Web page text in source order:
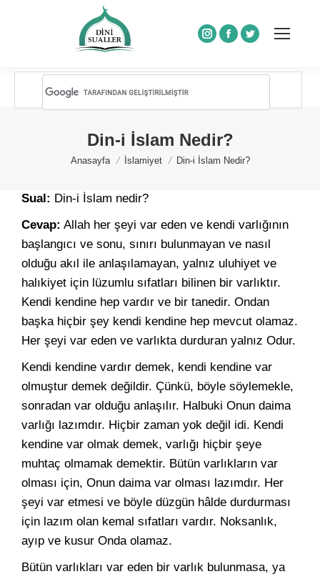
Instagram
Facebook
Twitter
Din-i İslam Nedir?
You are here:
Anasayfa İslamiyet Din-i İslam Nedir?
Sual: Din-i İslam nedir?
Cevap: Allah her şeyi var eden ve kendi varlığının
başlangıcı ve sonu, sınırı bulunmayan ve nasıl
olduğu akıl ile anlaşılamayan, yalnız uluhiyet ve
halıkiyet için lüzumlu sıfatları bilinen bir varlıktır.
Kendi kendine hep vardır ve bir tanedir. Ondan
başka hiçbir şey kendi kendine hep mevcut olamaz.
Her şeyi var eden ve varlıkta durduran yalnız Odur.
Kendi kendine vardır demek, kendi kendine var
olmuştur demek değildir. Çünkü, böyle söylemekle,
sonradan var olduğu anlaşılır. Halbuki Onun daima
varlığı lazımdır. Hiçbir zaman yok değil idi. Kendi
kendine var olmak demek, varlığı hiçbir şeye
muhtaç olmamak demektir. Bütün varlıkların var
olması için, Onun daima var olması lazımdır. Her
şeyi var etmesi ve böyle düzgün hâlde durdurması
için lazım olan kemal sıfatları vardır. Noksanlık,
ayıp ve kusur Onda olamaz.
Bütün varlıkları var eden bir varlık bulunmasa, ya